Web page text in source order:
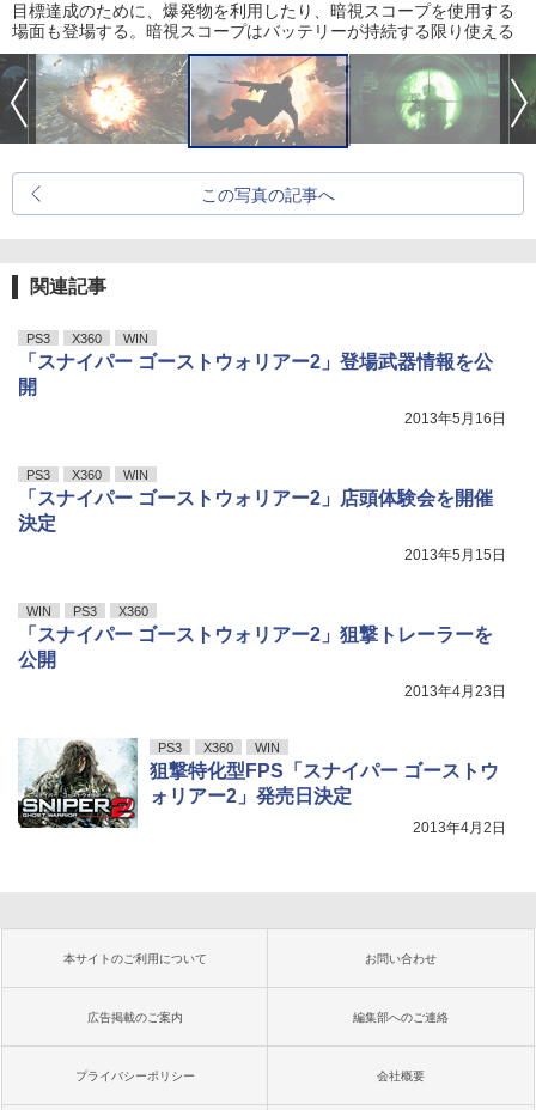
目標達成のために、爆発物を利用したり、暗視スコープを使用する
場面も登場する。暗視スコープはバッテリーが持続する限り使える
この写真の記事へ
関連記事
PS3 X360 WIN
「スナイパー ゴーストウォリアー2」登場武器情報を公
開
2013年5月16日
PS3 X360 WIN
「スナイパー ゴーストウォリアー2」店頭体験会を開催
決定
2013年5月15日
WIN PS3 X360
「スナイパー ゴーストウォリアー2」狙撃トレーラーを
公開
2013年4月23日
PS3 X360 WIN
狙撃特化型FPS「スナイパー ゴーストウ
ォリアー2」発売日決定
2013年4月2日
本サイトのご利用について お問い合わせ
広告掲載のご案内 編集部へのご連絡
プライバシーポリシー 会社概要